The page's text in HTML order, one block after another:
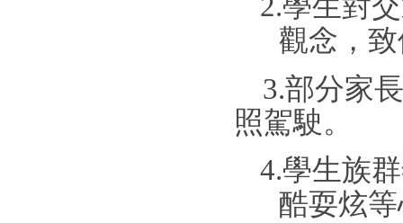
觀念，致
3.部分家
照駕駛。
4.學生族
酷耍炫